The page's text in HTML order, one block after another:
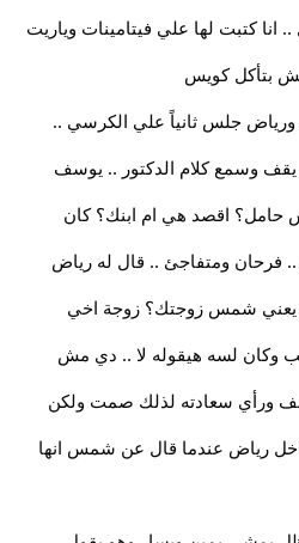
انا كتبت لها علي فيتامينات وياريت
مش بتأكل كويس
جلس ثانياً علي الكرسي ..
وسمع كلام الدكتور .. يوسف
اقصد هي ام ابنك؟ كان
فرحان ومتفاجئ .. قال له رياض
يعني شمس زوجتك؟ زوجة اخي
وكان لسه هيقوله لا .. دي مش
ورأي سعادته لذلك صمت ولكن
رياض عندما قال عن شمس انها